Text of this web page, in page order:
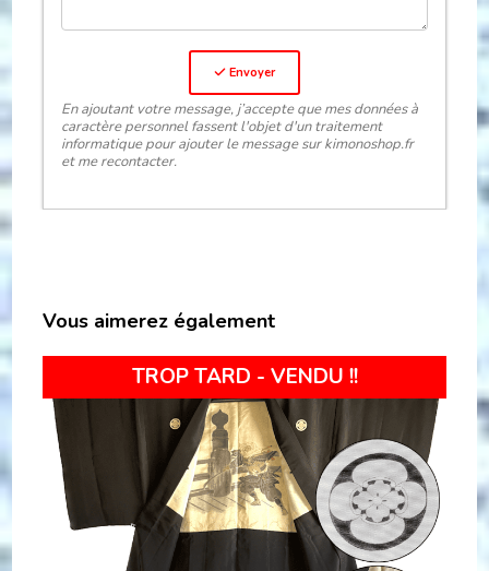
Envoyer
En ajoutant votre message, j’accepte que mes données à
caractère personnel fassent l'objet d'un traitement
informatique pour ajouter le message sur kimonoshop.fr
et me recontacter.
Vous aimerez également
TROP TARD - VENDU !!